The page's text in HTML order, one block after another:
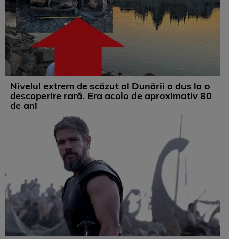
Nivelul extrem de scăzut al Dunării a dus la o
descoperire rară. Era acolo de aproximativ 80
de ani